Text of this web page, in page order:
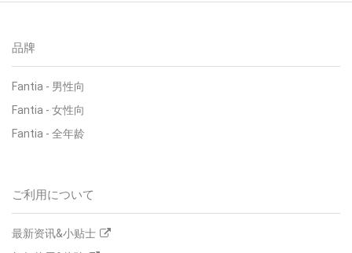
品牌
Fantia - 男性向
Fantia - 女性向
Fantia - 全年龄
ご利用について
最新资讯&小贴士